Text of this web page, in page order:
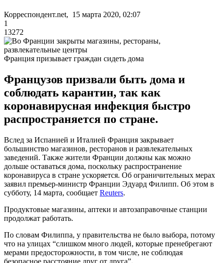
Корреспондент.net, 15 марта 2020, 02:07
1
13272
Франция призывает граждан сидеть дома
Французов призвали быть дома и
соблюдать карантин, так как
коронавирусная инфекция быстро
распространяется по стране.
Вслед за Испанией и Италией Франция закрывает
большинство магазинов, ресторанов и развлекательных
заведений. Также жители Франции должны как можно
дольше оставаться дома, поскольку распространение
коронавируса в стране ускоряется. Об ограничительных мерах
заявил премьер-министр Франции Эдуард Филипп. Об этом в
субботу, 14 марта, сообщает Reuters.
Продуктовые магазины, аптеки и автозаправочные станции
продолжат работать.
По словам Филиппа, у правительства не было выбора, потому
что на улицах “слишком много людей, которые пренебрегают
мерами предосторожности, в том числе, не соблюдая
безопасное расстояние друг от друга”.